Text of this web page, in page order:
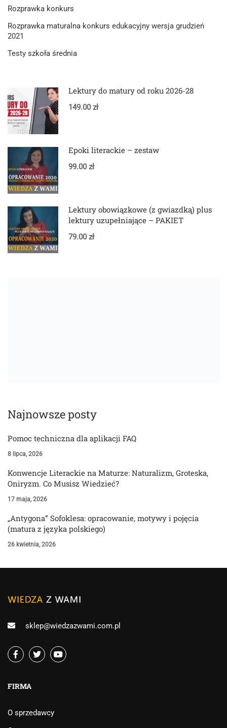
Rozprawka konkurs
Rozprawka maturalna konkurs edukacyjny wersja grudzień
2021
Testy szkoła średnia
Lektury do matury od roku 2026-28
149.00 zł
Epoki literackie – zestaw
99.00 zł
Lektury obowiązkowe (z gwiazdką) plus
lektury uzupełniające – PAKIET
79.00 zł
Najnowsze posty
Pomoc techniczna dla aplikacji FAQ
8 lipca, 2026
Konwencje Literackie na Maturze: Naturalizm, Groteska,
Oniryzm. Co Musisz Wiedzieć?
17 maja, 2026
„Antygona” Sofoklesa: opracowanie, motywy i pojęcia
(matura z języka polskiego)
26 kwietnia, 2026
sklep@wiedzazwami.com.pl
FIRMA
O sprzedawcy